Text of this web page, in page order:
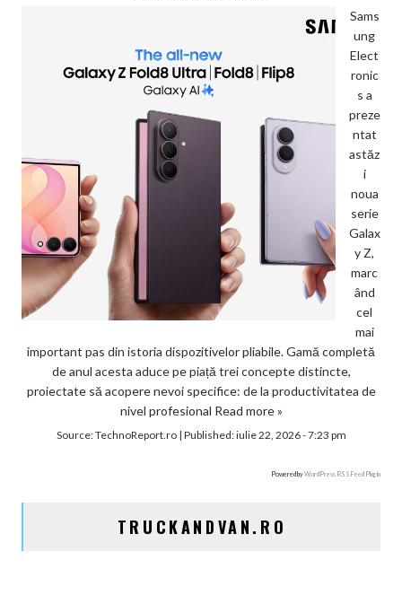
Sams
ung
Elect
ronic
s a
preze
ntat
astăz
i
noua
serie
Galax
y Z,
marc
ând
cel
mai
important pas din istoria dispozitivelor pliabile. Gamă completă
de anul acesta aduce pe piață trei concepte distincte,
proiectate să acopere nevoi specifice: de la productivitatea de
nivel profesional Read more »
Source:TechnoReport.ro| Published:iulie 22, 2026 - 7:23 pm
Powered byWordPress RSS Feed Plugin
TRUCKANDVAN.RO